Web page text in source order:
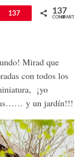
Pin137 137
COMPARTIR
Mirad que
con todos los
¡yo
y un jardín!!!